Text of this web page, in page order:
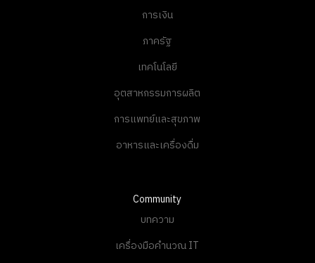
การเงิน
ภาครัฐ
เทคโนโลยี
อุตสาหกรรมการผลิต
การแพทย์และสุขภาพ
อาหารและเครื่องดื่ม
Community
บทความ
เครื่องมือคำนวณ IT